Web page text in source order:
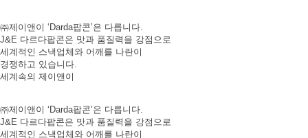
㈜제이앤이 ‘Darda팝콘’은 다릅니다.
J&E 다르다팝콘은 맛과 품질력을 강점으로
세계적인 스낵업체와 어깨를 나란이
경쟁하고 있습니다.
세계속의 제이앤이
㈜제이앤이 ‘Darda팝콘’은 다릅니다.
J&E 다르다팝콘은 맛과 품질력을 강점으로
세계적인 스낵업체와 어깨를 나란이